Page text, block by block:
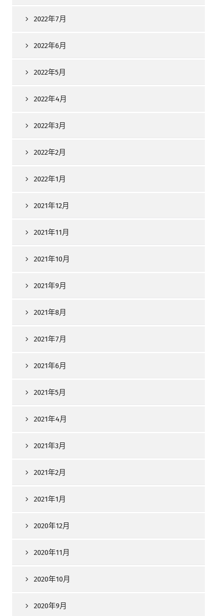
2022年7月
2022年6月
2022年5月
2022年4月
2022年3月
2022年2月
2022年1月
2021年12月
2021年11月
2021年10月
2021年9月
2021年8月
2021年7月
2021年6月
2021年5月
2021年4月
2021年3月
2021年2月
2021年1月
2020年12月
2020年11月
2020年10月
2020年9月